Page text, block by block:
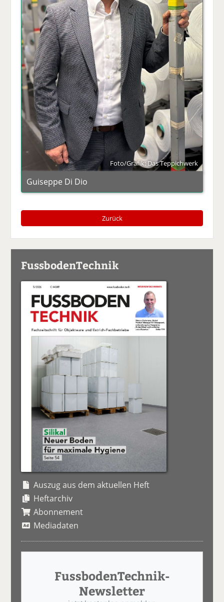
Foto/Grafik: Das Teppichwerk
Guiseppe Di Dio
Zurück
FussbodenTechnik
Auszug aus dem aktuellen Heft
Heftarchiv
Abonnement
Mediadaten
FussbodenTechnik-
Newsletter